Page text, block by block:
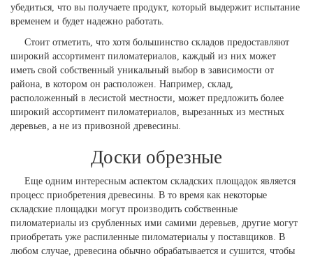
убедиться, что вы получаете продукт, который выдержит испытание
временем и будет надежно работать.
Стоит отметить, что хотя большинство складов предоставляют
широкий ассортимент пиломатериалов, каждый из них может
иметь свой собственный уникальный выбор в зависимости от
района, в котором он расположен. Например, склад,
расположенный в лесистой местности, может предложить более
широкий ассортимент пиломатериалов, вырезанных из местных
деревьев, а не из привозной древесины.
Доски обрезные
Еще одним интересным аспектом складских площадок является
процесс приобретения древесины. В то время как некоторые
складские площадки могут производить собственные
пиломатериалы из срубленных ими самими деревьев, другие могут
приобретать уже распиленные пиломатериалы у поставщиков. В
любом случае, древесина обычно обрабатывается и сушится, чтобы